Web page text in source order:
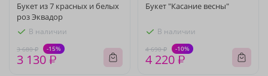
Букет из 7 красных и белых
роз Эквадор
В наличии
3 680 ₽ -15%
3 130 ₽
Букет "Касание весны"
В наличии
4 690 ₽ -10%
4 220 ₽